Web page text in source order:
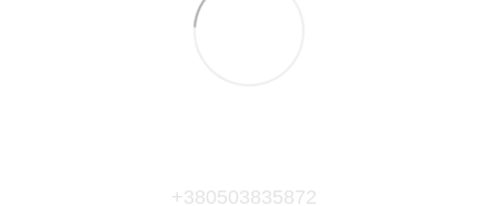
+380503835872